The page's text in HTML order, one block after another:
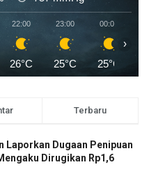
22:00
26°C
23:00
25°C
00:00
25°C
›
Terbaru
Laporkan Dugaan Penipuan
Dirugikan Rp1,6